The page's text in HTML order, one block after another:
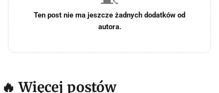
Ten post nie ma jeszcze żadnych dodatków od
autora.
🔥 Więcej postów